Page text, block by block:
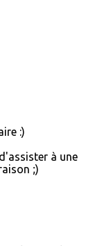
:)
à une
;)